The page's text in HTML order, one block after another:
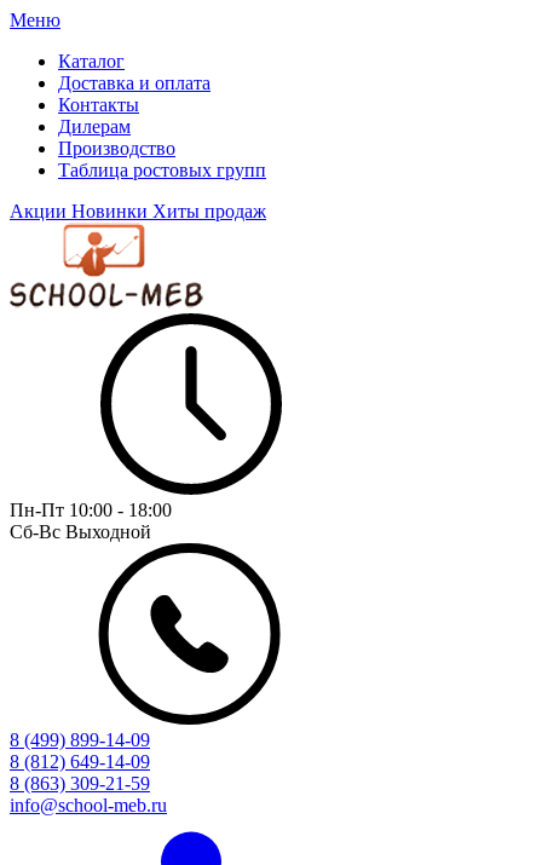
Меню
Каталог
Доставка и оплата
Контакты
Дилерам
Производство
Таблица ростовых групп
Акции Новинки Хиты продаж
Пн-Пт 10:00 - 18:00
Сб-Вс Выходной
8 (499) 899-14-09
8 (812) 649-14-09
8 (863) 309-21-59
info@school-meb.ru